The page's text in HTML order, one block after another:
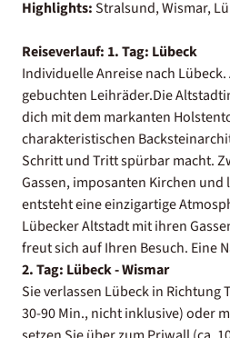
Highlights:Stralsund, Wismar,
Reiseverlauf: 1. Tag: Lübeck
Individuelle Anreise nach
gebuchten Leihräder.Die
dich mit dem markanten
charakteristischen
Schritt und Tritt spürbar macht.
Gassen, imposanten Kirchen und
entsteht eine einzigartige
Lübecker Altstadt mit ihren
freut sich auf Ihren Besuch. Eine
2. Tag: Lübeck - Wismar
Sie verlassen Lübeck in Richtung
30-90 Min., nicht inklusive) oder